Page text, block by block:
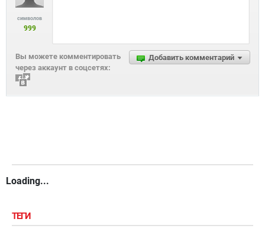
символов
999
Добавить комментарий
Вы можете комментировать
через аккаунт в соцсетях:
Loading...
ТЕГИ